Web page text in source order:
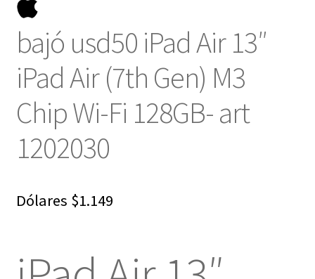
bajó usd50 iPad Air 13″
iPad Air (7th Gen) M3
Chip Wi-Fi 128GB- art
1202030
Dólares $1.149